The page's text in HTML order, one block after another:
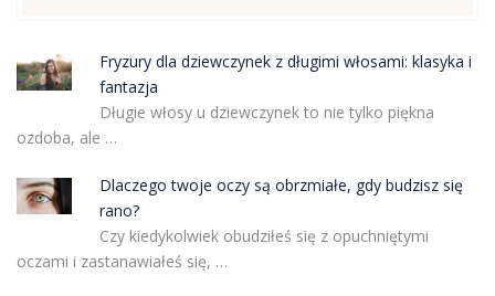
Fryzury dla dziewczynek z długimi włosami: klasyka i
fantazja
Długie włosy u dziewczynek to nie tylko piękna
ozdoba, ale …
Dlaczego twoje oczy są obrzmiałe, gdy budzisz się
rano?
Czy kiedykolwiek obudziłeś się z opuchniętymi
oczami i zastanawiałeś się, …